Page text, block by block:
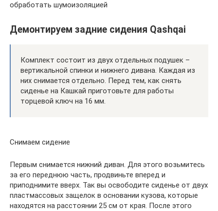
обработать шумоизоляцией
Демонтируем задние сидения Qashqai
Комплект состоит из двух отдельных подушек –
вертикальной спинки и нижнего дивана. Каждая из
них снимается отдельно. Перед тем, как снять
сиденье на Кашкай приготовьте для работы
торцевой ключ на 16 мм.
Снимаем сидение
Первым снимается нижний диван. Для этого возьмитесь
за его переднюю часть, продвиньте вперед и
приподнимите вверх. Так вы освободите сиденье от двух
пластмассовых защелок в основании кузова, которые
находятся на расстоянии 25 см от края. После этого